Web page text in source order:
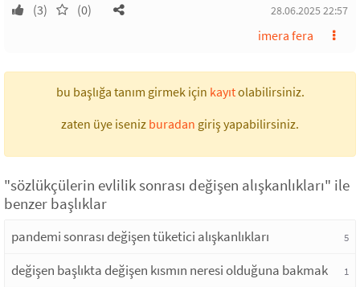
(3) (0) 28.06.2025 22:57
imera fera
bu başlığa tanım girmek için kayıtolabilirsiniz.
zaten üye iseniz buradan giriş yapabilirsiniz.
"sözlükçülerin evlilik sonrası değişen alışkanlıkları" ile
benzer başlıklar
pandemi sonrası değişen tüketici alışkanlıkları 5
değişen başlıkta değişen kısmın neresi olduğuna bakmak 1